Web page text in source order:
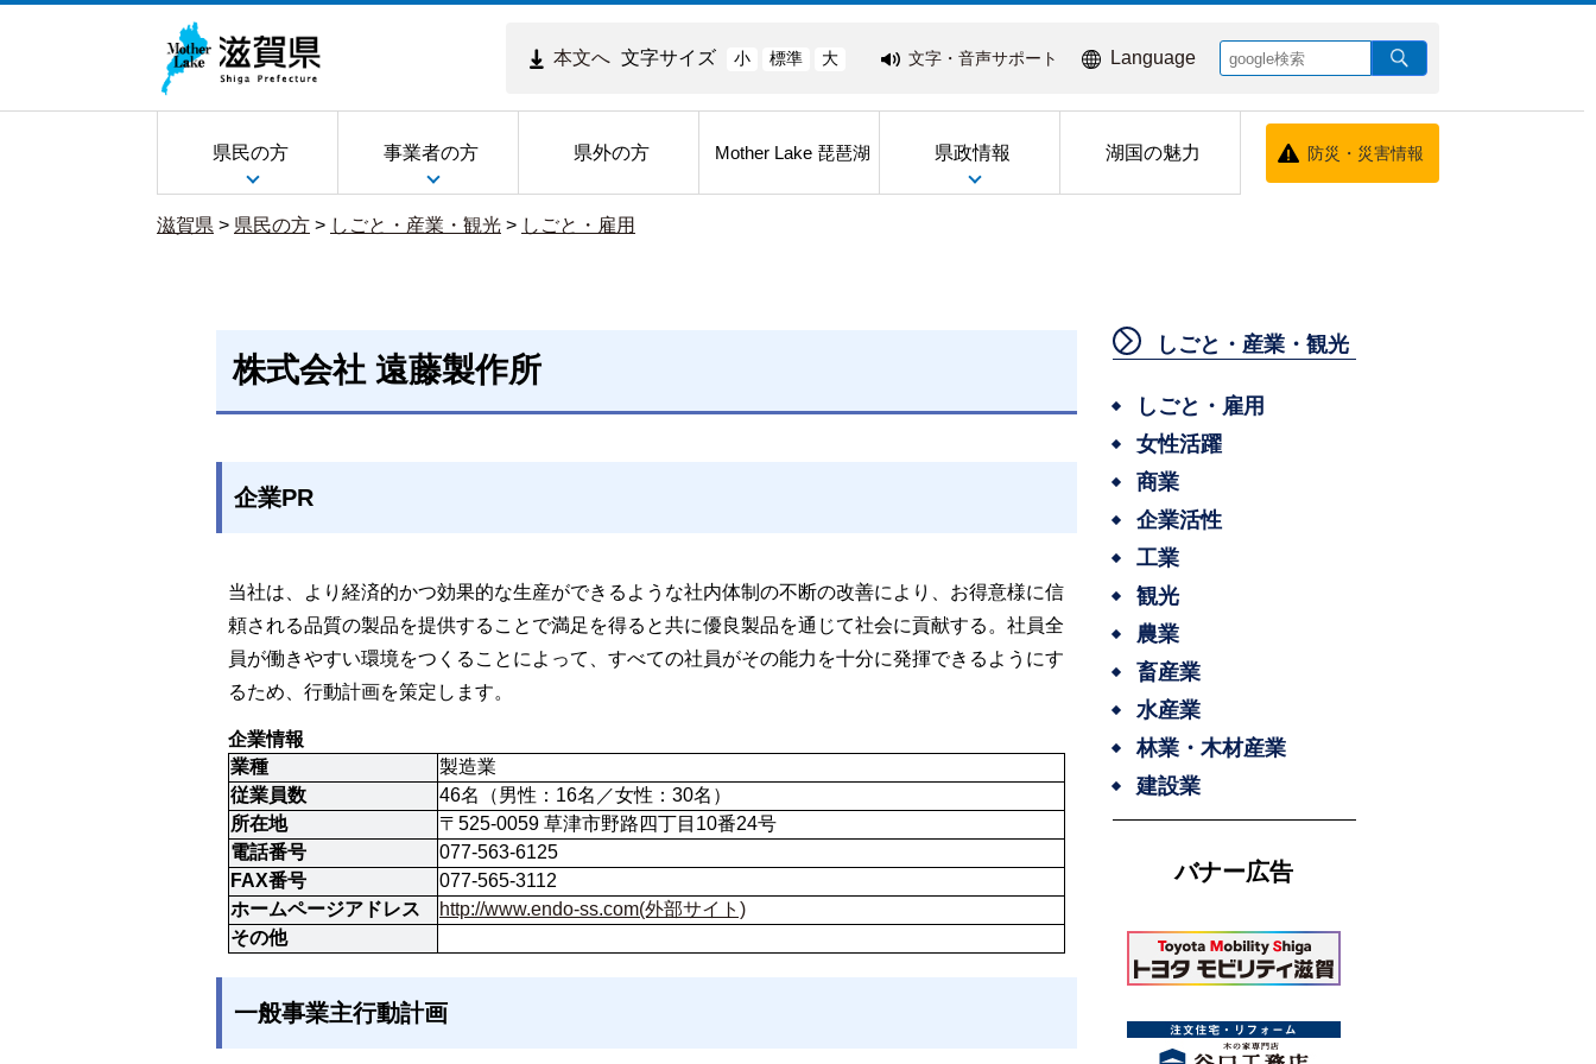
本文へ 文字サイズ 小 標準 大 文字・音声サポート Language
県民の方 事業者の方 県外の方 Mother Lake 琵琶湖 県政情報 湖国の魅力 防災・災害情報
滋賀県 > 県民の方 > しごと・産業・観光 > しごと・雇用
株式会社 遠藤製作所
企業PR
当社は、より経済的かつ効果的な生産ができるような社内体制の不断の改善により、お得意様に信
頼される品質の製品を提供することで満足を得ると共に優良製品を通じて社会に貢献する。社員全
員が働きやすい環境をつくることによって、すべての社員がその能力を十分に発揮できるようにす
るため、行動計画を策定します。
企業情報
業種
製造業
従業員数
46名（男性：16名／女性：30名）
所在地
〒525-0059 草津市野路四丁目10番24号
電話番号
077-563-6125
FAX番号
077-565-3112
ホームページアドレス
http://www.endo-ss.com(外部サイト)
その他
一般事業主行動計画
しごと・産業・観光
しごと・雇用
女性活躍
商業
企業活性
工業
観光
農業
畜産業
水産業
林業・木材産業
建設業
バナー広告